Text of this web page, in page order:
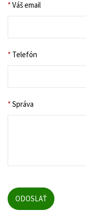
*Váš email
* Telefón
*Správa